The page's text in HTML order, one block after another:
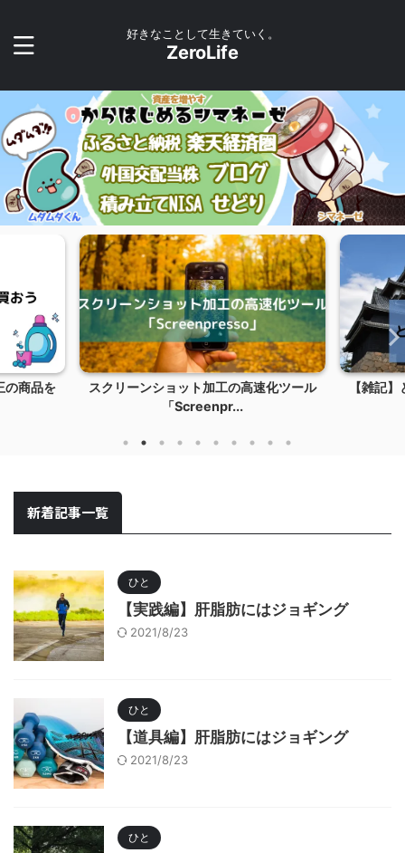
好きなことして生きていく。
ZeroLife
の商品を
スクリーンショット加工の高速化ツール
「Screenpr...
【雑記
新着記事一覧
ひと
【実践編】肝脂肪にはジョギング
2021/8/23
ひと
【道具編】肝脂肪にはジョギング
2021/8/23
ひと